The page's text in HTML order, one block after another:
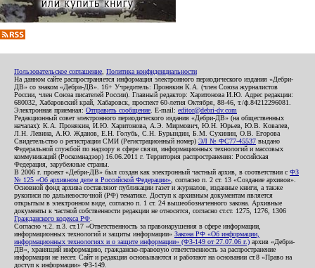
Пользовательское соглашение Политика конфиденциальности
На данном сайте распространяется информация электронного периодического издания «Дебри-
ДВ» со знаком «Дебри-ДВ». 16+ Учредитель: Пронякин К.А. (член Союза журналистов
России, член Союза писателей России). Главный редактор: Харитонова И.Ю. Адрес редакции:
680032, Хабаровский край, Хабаровск, проспект 60-летия Октября, 88-46, т./ф.84212296081.
Электронная приемная: Отправить сообщение . E-mail: editor@debri-dv.com
Редакционный совет электронного периодического издания «Дебри-ДВ» (на общественных
началах): К.А. Пронякин, И.Ю. Харитонова, А.Э. Мирмович, Ю.Н. Юрьев, Ю.В. Ковалев,
Л.Н. Левина, А.Ю. Жданов, Е.Н. Голубь, С.Н. Бурындин, Б.М. Сухинин, О.В. Егорова
Свидетельство о регистрации СМИ (Регистрационный номер) ЭЛ № ФС77-45537 выдано
Федеральной службой по надзору в сфере связи, информационных технологий и массовых
коммуникаций (Роскомнадзор) 16.06.2011 г. Территория распространения: Российская
Федерация, зарубежные страны.
В 2006 г. проект «Дебри-ДВ» был создан как электронный частный архив, в соответствии с ФЗ
№ 125 «Об архивном деле в Российской Федерации» , согласно п. 2 ст. 13 «Создание архивов».
Основной фонд архива составляют публикации газет и журналов, изданные книги, а также
рукописи по дальневосточной (РФ) тематике. Доступ к архивным документам является
открытым в электронном виде, согласно п. 1 ст. 24 вышеобозначенного закона. Архивные
документы к частной собственности редакции не относятся, согласно ст.ст. 1275, 1276, 1306
Гражданского кодекса РФ
Согласно ч.2. п.3. ст.17 «Ответственность за правонарушения в сфере информации,
информационных технологий и защиты информации» Закона РФ «Об информации,
информационных технологиях и о защите информации» (ФЗ-149 от 27.07.06 г.) архив «Дебри-
ДВ», хранящий информацию, гражданско-правовую ответственность за распространение
информации не несет. Сайт и редакция основываются и работают на основании ст.8 «Право на
доступ к информации» ФЗ-149.